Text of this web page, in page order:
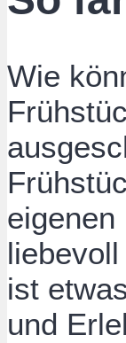
Wie
eigenen
ist
und